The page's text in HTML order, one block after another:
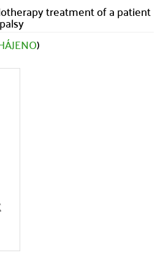
treatment of a patient
)